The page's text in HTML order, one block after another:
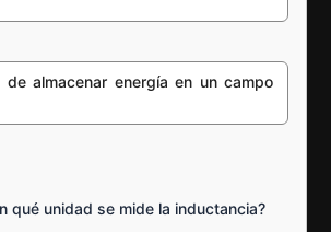
de almacenar energía en un campo
qué unidad se mide la inductancia?